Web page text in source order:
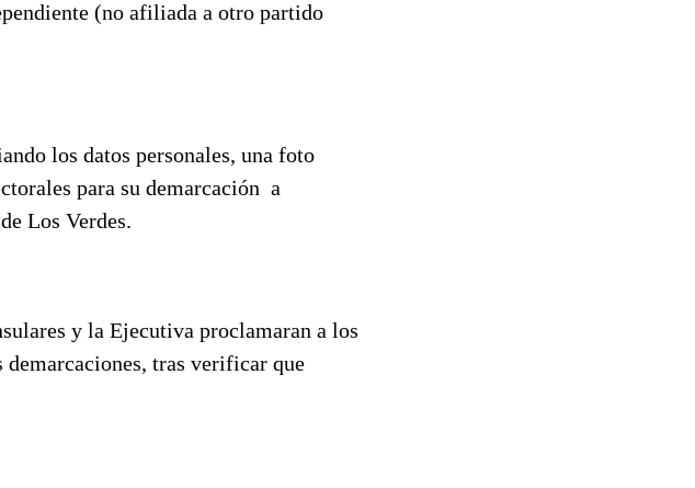
(no afiliada a otro partido
los datos personales, una foto
para su demarcación a
Los Verdes.
y la Ejecutiva proclamaran a los
demarcaciones, tras verificar que